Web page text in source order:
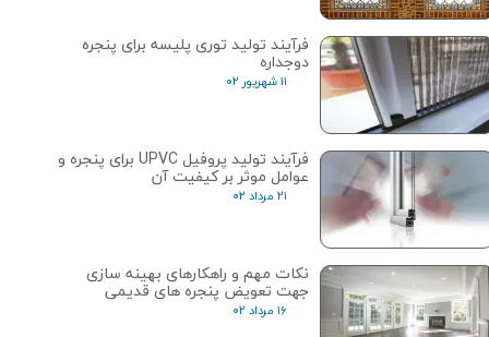
فرآیند تولید توری پلیسه برای پنجره
دوجداره
۱۱ شهریور ۰۲
فرآیند تولید پروفیل UPVC برای پنجره و
عوامل موثر بر کیفیت آن
۲۱ مرداد ۰۲
نکات مهم و راهکارهای بهینه سازی
جهت تعویض پنجره های قدیمی
۱۶ مرداد ۰۲